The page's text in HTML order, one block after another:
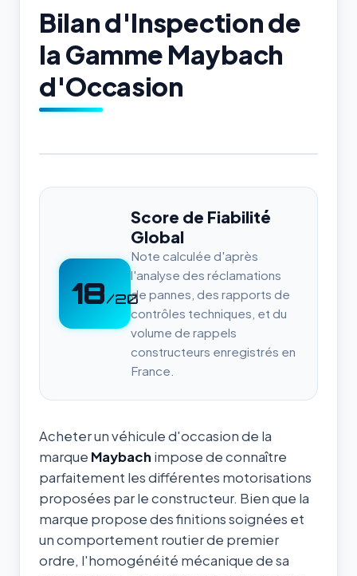
Bilan d'Inspection de
la Gamme Maybach
d'Occasion
18/20
Score de Fiabilité
Global
Note calculée d'après
l'analyse des réclamations
de pannes, des rapports de
contrôles techniques, et du
volume de rappels
constructeurs enregistrés en
France.
Acheter un véhicule d'occasion de la
marque Maybach impose de connaître
parfaitement les différentes motorisations
proposées par le constructeur. Bien que la
marque propose des finitions soignées et
un comportement routier de premier
ordre, l'homogénéité mécanique de sa